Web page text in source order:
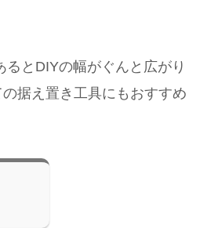
とDIYの幅がぐんと広がり
据え置き工具にもおすすめ